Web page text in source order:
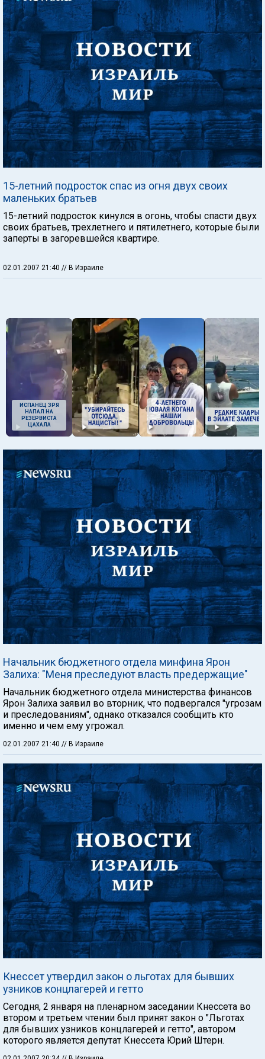
15-летний подросток спас из огня двух своих
маленьких братьев
15-летний подросток кинулся в огонь, чтобы спасти двух
своих братьев, трехлетнего и пятилетнего, которые были
заперты в загоревшейся квартире.
02.01.2007 21:40 // В Израиле
ИСПАНЕЦ ЗРЯ
НАПАЛ НА
РЕЗЕРВИСТА
ЦАХАЛА
Начальник бюджетного отдела минфина Ярон
Залиха: "Меня преследуют власть предержащие"
Начальник бюджетного отдела министерства финансов
Ярон Залиха заявил во вторник, что подвергался "угрозам
и преследованиям", однако отказался сообщить кто
именно и чем ему угрожал.
02.01.2007 21:40 // В Израиле
Кнессет утвердил закон о льготах для бывших
узников концлагерей и гетто
Сегодня, 2 января на пленарном заседании Кнессета во
втором и третьем чтении был принят закон о "Льготах
для бывших узников концлагерей и гетто", автором
которого является депутат Кнессета Юрий Штерн.